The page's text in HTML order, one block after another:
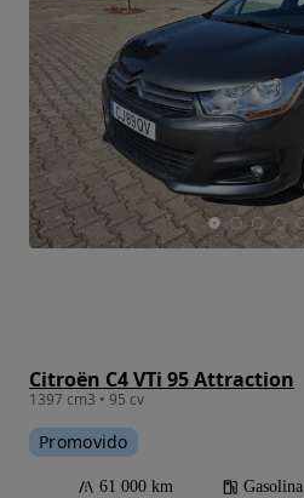
Citroën C4 VTi 95 Attraction
1397 cm3 • 95 cv
Promovido
61 000 km Gasolina